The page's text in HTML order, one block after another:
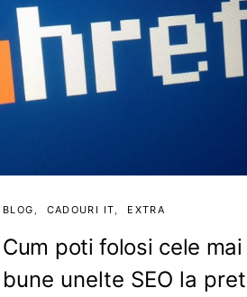
BLOG CADOURI IT EXTRA
Cum poti folosi cele mai
bune unelte SEO la